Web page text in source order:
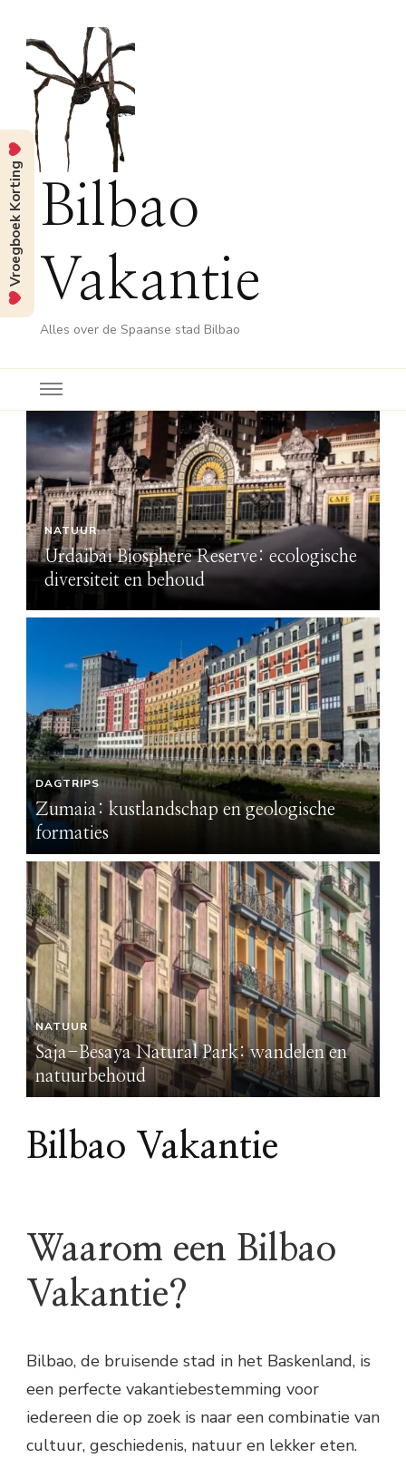
Bilbao
Vakantie
Alles over de Spaanse stad Bilbao
NATUUR
Urdaibai Biosphere Reserve: ecologische
diversiteit en behoud
DAGTRIPS
Zumaia: kustlandschap en geologische
formaties
NATUUR
Saja-Besaya Natural Park: wandelen en
natuurbehoud
Bilbao Vakantie
Waarom een Bilbao
Vakantie?
Bilbao, de bruisende stad in het Baskenland, is
een perfecte vakantiebestemming voor
iedereen die op zoek is naar een combinatie van
cultuur, geschiedenis, natuur en lekker eten.
Vroegboek Korting